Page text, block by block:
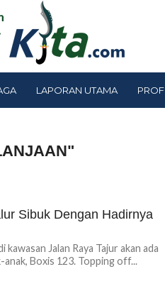
LAPORAN UTAMA
Sibuk Dengan Hadirnya
Jalan Raya Tajur akan ada
Boxis 123. Topping off...